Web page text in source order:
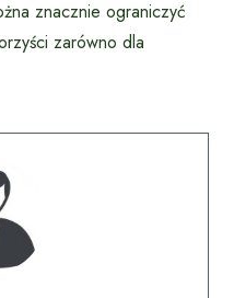
znacznie ograniczyć
zarówno dla